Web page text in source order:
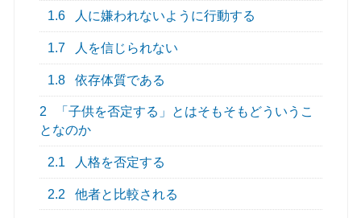
1.6 人に嫌われないように行動する
1.7 人を信じられない
1.8 依存体質である
2
「子供を否定する」とはそもそもどういうこ
となのか
2.1 人格を否定する
2.2 他者と比較される